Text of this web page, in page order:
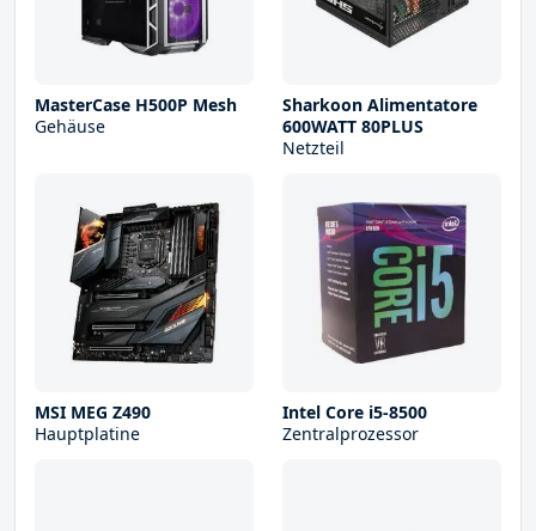
MasterCase H500P Mesh
Gehäuse
Sharkoon Alimentatore
600WATT 80PLUS
Netzteil
MSI MEG Z490
Hauptplatine
Intel Core i5-8500
Zentralprozessor